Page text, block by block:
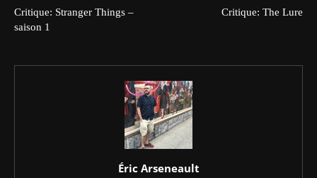
Critique: Stranger Things –
saison 1
Critique: The Lure
Éric Arseneault